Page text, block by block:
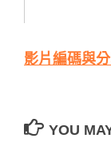
影片編碼與
YOU